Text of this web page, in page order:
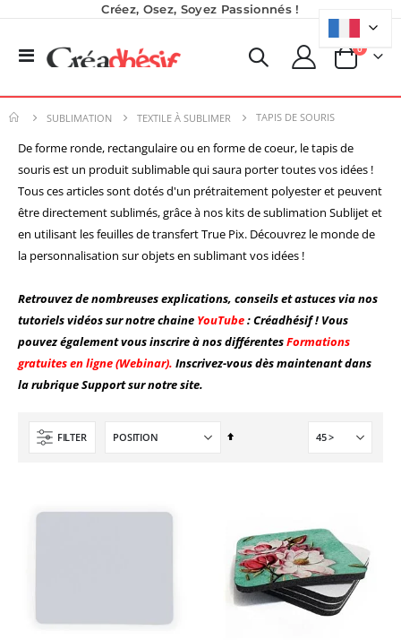
Créez, Osez, Soyez Passionnés !
Basculer
Panier
0produits
SUBLIMATION TEXTILE À SUBLIMER TAPIS DE SOURIS
De forme ronde, rectangulaire ou en forme de coeur, le tapis de
souris est un produit sublimable qui saura porter toutes vos idées !
Tous ces articles sont dotés d'un prétraitement polyester et peuvent
être directement sublimés, grâce à nos kits de sublimation Sublijet et
en utilisant les feuilles de transfert True Pix. Découvrez le monde de
la personnalisation sur objets en sublimant vos idées !
Retrouvez de nombreuses explications, conseils et astuces via nos
tutoriels vidéos sur notre chaine YouTube: Créadhésif ! Vous
pouvez également vous inscrire à nos différentesFormations
gratuites en ligne (Webinar). Inscrivez-vous dès maintenant dans
la rubrique Support sur notre site.
FILTER
Par
Encre pour transfert DTF - 2eme Génération - Blanc - 1L
49,00 €
40,83 €
Planche de Transfert DTF UV - Format A3 - 27 x 42 cm
9,50 €
À partir de 6,50 €
Imprimante Versiflex Objet et Textile : Kit Versiflex SG1000
Rating:
0%
Nouveauté ! Tour de rangement pour Flex ou Vinyle - 36 emplacements
59,99 €
49,99 €
0,00 €